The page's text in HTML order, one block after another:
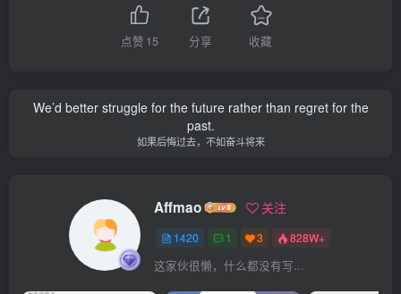
点赞 15 分享 收藏
We’d better struggle for the future rather than regret for the
past.
如果后悔过去，不如奋斗将来
Affmao 关注
1420 1 3 828W+
这家伙很懒，什么都没有写...